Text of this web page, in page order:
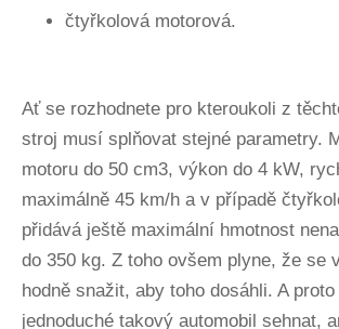
čtyřkolová motorová.
Ať se rozhodnete pro kteroukoli z
stroj musí splňovat stejné parametry.
motoru do 50 cm3, výkon do 4 kW,
maximálně 45 km/h a v případě
přidává ještě maximální hmotnost
do 350 kg. Z toho ovšem plyne, že se
hodně snažit, aby toho dosáhli. A
jednoduché takový automobil sehnat,